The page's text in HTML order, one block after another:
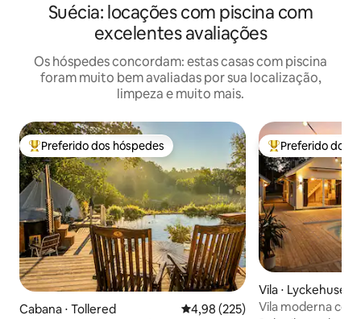
Suécia: locações com piscina com
excelentes avaliações
Os hóspedes concordam: estas casas com piscina
foram muito bem avaliadas por sua localização,
limpeza e muito mais.
Entre os melhores preferidos dos hóspedes
Preferido dos hóspedes
Cabana ⋅ Tollered 4,98 de uma avaliação média de
4,98 (225)
Entre os
Preferido dos
Vila ⋅ Lyckehusen
Vila moderna